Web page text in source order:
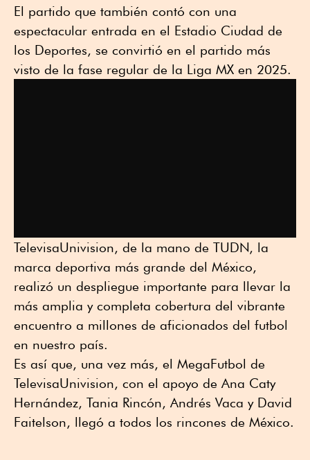
El partido que también contó con una
espectacular entrada en el Estadio Ciudad de
los Deportes, se convirtió en el partido más
visto de la fase regular de la Liga MX en 2025.
TelevisaUnivision, de la mano de TUDN, la
marca deportiva más grande del México,
realizó un despliegue importante para llevar la
más amplia y completa cobertura del vibrante
encuentro a millones de aficionados del futbol
en nuestro país.
Es así que, una vez más, el MegaFutbol de
TelevisaUnivision, con el apoyo de Ana Caty
Hernández, Tania Rincón, Andrés Vaca y David
Faitelson, llegó a todos los rincones de México.